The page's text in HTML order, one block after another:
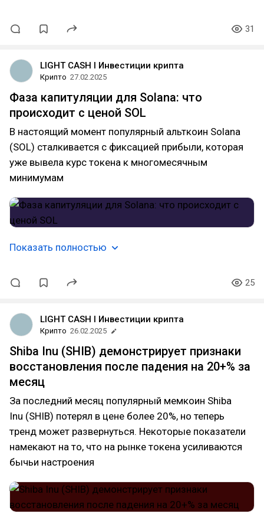
31
LIGHT CASH l Инвестиции крипта
Крипто 27.02.2025
Фаза капитуляции для Solana: что
происходит с ценой SOL
В настоящий момент популярный альткоин Solana
(SOL) сталкивается с фиксацией прибыли, которая
уже вывела курс токена к многомесячным
минимумам
Показать полностью
25
LIGHT CASH l Инвестиции крипта
Крипто 26.02.2025
Shiba Inu (SHIB) демонстрирует признаки
восстановления после падения на 20+% за
месяц
За последний месяц популярный мемкоин Shiba
Inu (SHIB) потерял в цене более 20%, но теперь
тренд может развернуться. Некоторые показатели
намекают на то, что на рынке токена усиливаются
бычьи настроения